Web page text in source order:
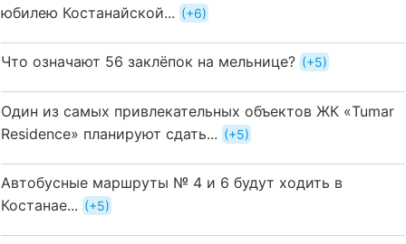
юбилею Костанайской...
+6
Что означают 56 заклёпок на мельнице? +5
Один из самых привлекательных объектов ЖК «Tumar
Residence» планируют сдать...
+5
Автобусные маршруты № 4 и 6 будут ходить в
Костанае...
+5